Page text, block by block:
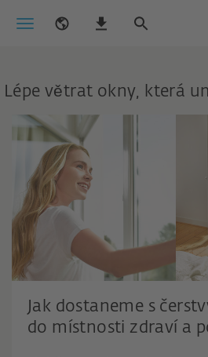
Lépe větrat okny, která
Jak dostaneme s
do místnosti zdraví a